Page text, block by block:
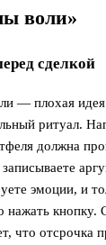
воли»
сделкой
— плохая
ритуал.
должна
эмоции, и
нажать кнопку.
что отсрочка